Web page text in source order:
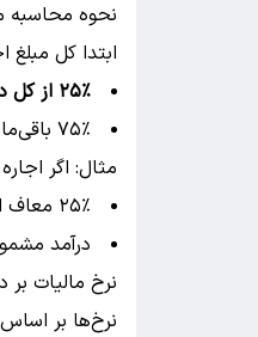
نحوه محاسبه
ابتدا کل
۲۵٪ از کل درآمد اجاره
۷۵٪ باقی‌مانده،
مثال: اگر اجاره سالانه
۲۵٪ معاف از مالیات: ۵۰ میلیون تومان
درآمد مشمول
نرخ مالیات
نرخ‌ها بر اساس